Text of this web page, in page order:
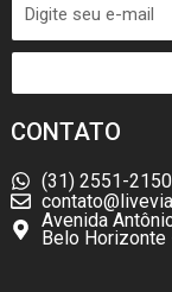
CONTATO
(31) 2551-2150
Avenida
Belo Horizonte